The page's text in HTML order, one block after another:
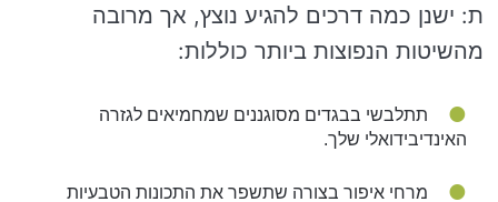
ת: ישנן כמה דרכים להגיע נוצץ, אך מרובה
מהשיטות הנפוצות ביותר כוללות:
תתלבשי בבגדים מסוגננים שמחמיאים לגזרה
האינדיבידואלי שלך.
מרחי איפור בצורה שתשפר את התכונות הטבעיות